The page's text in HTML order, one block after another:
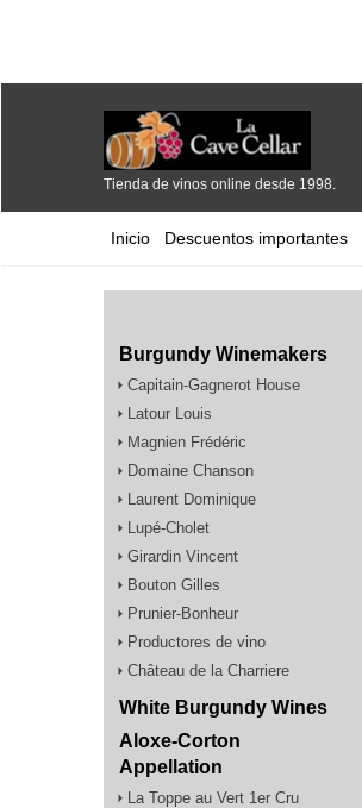
Tienda de vinos online desde 1998.
Inicio Descuentos importantes
Burgundy Winemakers
Capitain-Gagnerot House
Latour Louis
Magnien Frédéric
Domaine Chanson
Laurent Dominique
Lupé-Cholet
Girardin Vincent
Bouton Gilles
Prunier-Bonheur
Productores de vino
Château de la Charriere
White Burgundy Wines
Aloxe-Corton
Appellation
La Toppe au Vert 1er Cru